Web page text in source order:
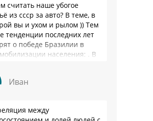
считать наше убогое
из ссср за авто? В теме, в
вы и ухом и рылом )) Тем
тенденции последних лет
о победе Бразилии в
населения: . В
Иван
между